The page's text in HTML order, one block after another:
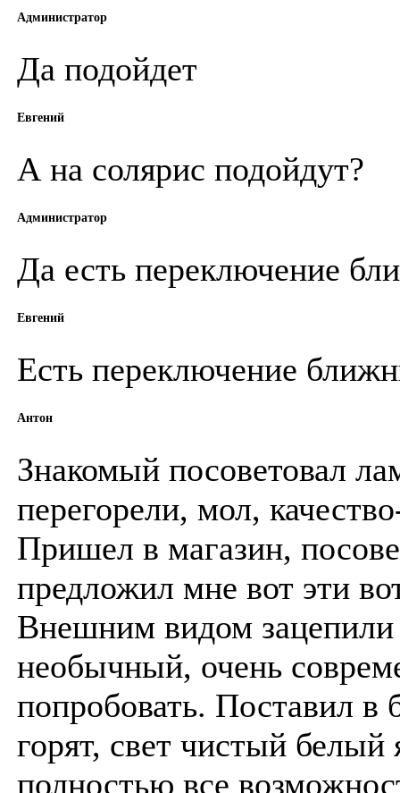
Администратор
Да подойдет
Евгений
А на солярис подойдут?
Администратор
Да есть переключение
Евгений
Есть переключение
Антон
Знакомый посоветовал
перегорели, мол,
Пришел в магазин,
предложил мне вот эти
Внешним видом зацепили
необычный, очень
попробовать. Поставил в
горят, свет чистый
полностью все